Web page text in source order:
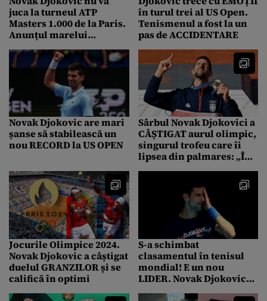
juca la turneul ATP
Masters 1.000 de la Paris.
Anunțul marelui
pentru toți cei care
așteptau să mă vadă”
în turul trei al US Open.
Tenismenul a fost la un
pas de ACCIDENTARE
Novak Djokovic are mari
șanse să stabilească un
nou RECORD la US OPEN
Sârbul Novak Djokovici a
CÂȘTIGAT aurul olimpic,
singurul trofeu care îi
lipsea din palmares: „În
sfârşit, am reuşit! A fost o
Jocurile Olimpice 2024.
Novak Djokovic a câștigat
duelul GRANZILOR și se
califică în optimi
S-a schimbat
clasamentul în tenisul
mondial! E un nou
LIDER. Novak Djokovic